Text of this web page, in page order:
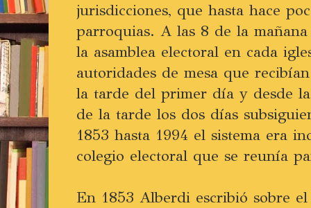
jurisdicciones, que hasta hace
parroquias. A las 8 de la
la asamblea electoral en cada
autoridades de mesa que
la tarde del primer día y desde
de la tarde los dos días
1853 hasta 1994 el sistema era
colegio electoral que se reunía
En 1853 Alberdi escribió sobre